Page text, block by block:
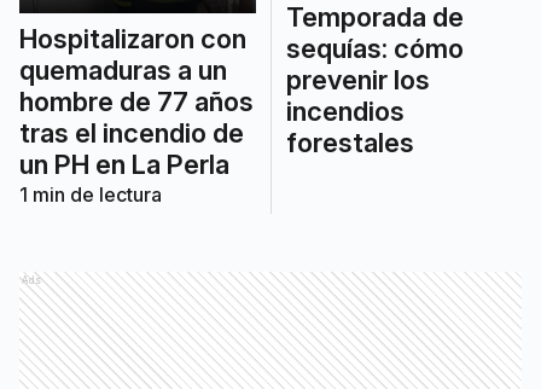
Hospitalizaron con
quemaduras a un
hombre de 77 años
tras el incendio de
un PH en La Perla
1 min de lectura
Temporada de
sequías: cómo
prevenir los
incendios
forestales
Ads